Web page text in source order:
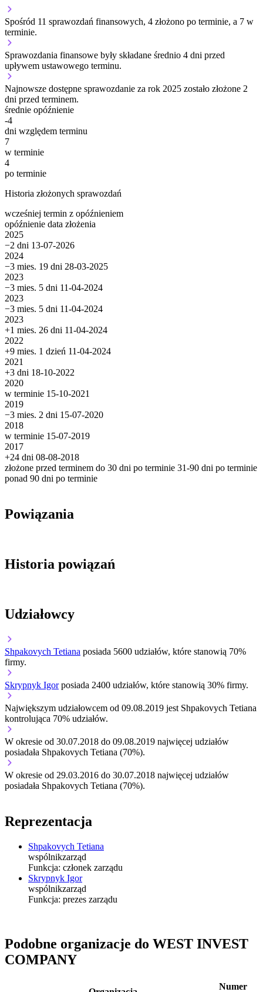
Spośród 11 sprawozdań finansowych, 4 złożono po terminie, a 7 w
terminie.
Sprawozdania finansowe były składane średnio 4 dni przed
upływem ustawowego terminu.
Najnowsze dostępne sprawozdanie za rok 2025 zostało złożone 2
dni przed terminem.
średnie opóźnienie
-4
dni względem terminu
7
w terminie
4
po terminie
Historia złożonych sprawozdań
wcześniej termin z opóźnieniem
opóźnienie data złożenia
2025
−2 dni 13-07-2026
2024
−3 mies. 19 dni 28-03-2025
2023
−3 mies. 5 dni 11-04-2024
2023
−3 mies. 5 dni 11-04-2024
2023
+1 mies. 26 dni 11-04-2024
2022
+9 mies. 1 dzień 11-04-2024
2021
+3 dni 18-10-2022
2020
w terminie 15-10-2021
2019
−3 mies. 2 dni 15-07-2020
2018
w terminie 15-07-2019
2017
+24 dni 08-08-2018
złożone przed terminem do 30 dni po terminie 31-90 dni po terminie
ponad 90 dni po terminie
Powiązania
Historia powiązań
Udziałowcy
Shpakovych Tetiana posiada 5600 udziałów, które stanowią 70%
firmy.
Skrypnyk Igor posiada 2400 udziałów, które stanowią 30% firmy.
Największym udziałowcem od 09.08.2019 jest Shpakovych Tetiana
kontrolująca 70% udziałów.
W okresie od 30.07.2018 do 09.08.2019 najwięcej udziałów
posiadała Shpakovych Tetiana (70%).
W okresie od 29.03.2016 do 30.07.2018 najwięcej udziałów
posiadała Shpakovych Tetiana (70%).
Reprezentacja
Shpakovych Tetiana
wspólnikzarząd
Funkcja: członek zarządu
Skrypnyk Igor
wspólnikzarząd
Funkcja: prezes zarządu
Podobne organizacje do WEST INVEST
COMPANY
Numer